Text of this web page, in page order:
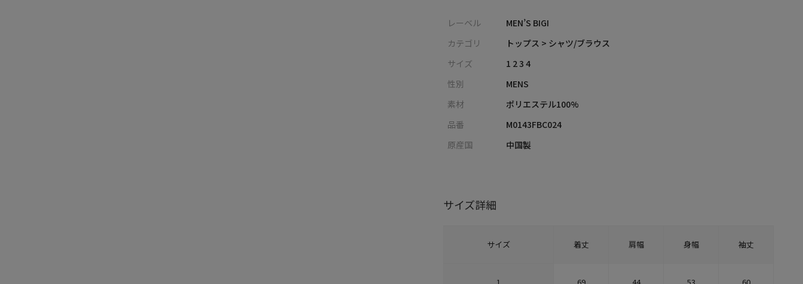
レーベル
MEN’S BIGI
カテゴリ
トップス > シャツ/ブラウス
サイズ
1 2 3 4
性別
MENS
素材
ポリエステル100%
品番
M0143FBC024
原産国
中国製
サイズ詳細
サイズ 着丈 肩幅 身幅 袖丈